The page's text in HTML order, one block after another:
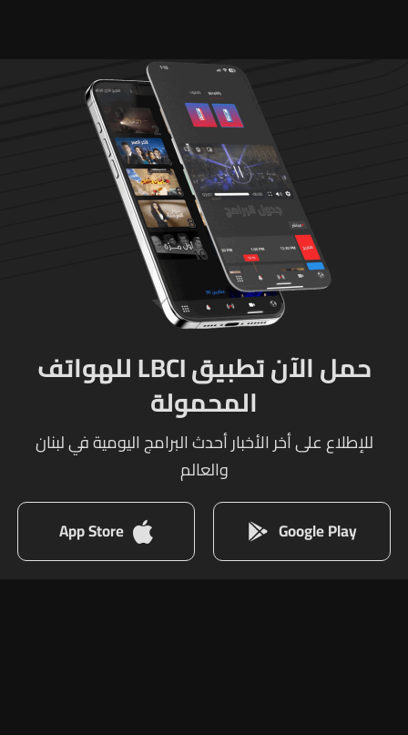
حمل الآن تطبيق LBCI للهواتف
المحمولة
للإطلاع على أخر الأخبار أحدث البرامج اليومية في لبنان
والعالم
Google Play
App Store